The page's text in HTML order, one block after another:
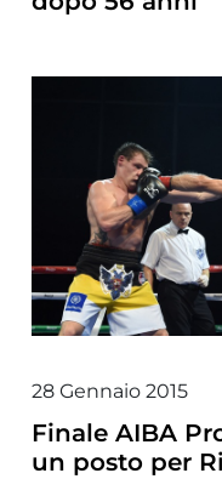
28 Gennaio 2015
Finale AIBA
un posto per